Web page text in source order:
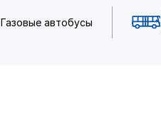
Газовые автобусы